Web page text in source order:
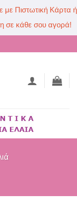
με Πιστωτική Κάρτα ή
σε κάθε σου αγορά!